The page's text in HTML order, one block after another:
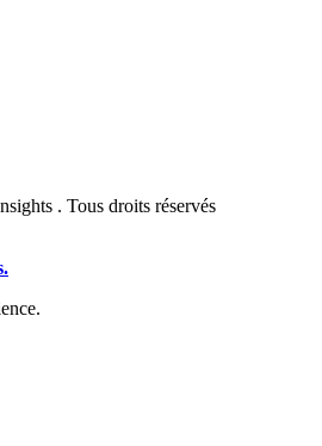
. Tous droits réservés